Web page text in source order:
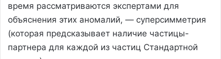
время рассматриваются экспертами для
объяснения этих аномалий, — суперсимметрия
(которая предсказывает наличие частицы-
партнера для каждой из частиц Стандартной